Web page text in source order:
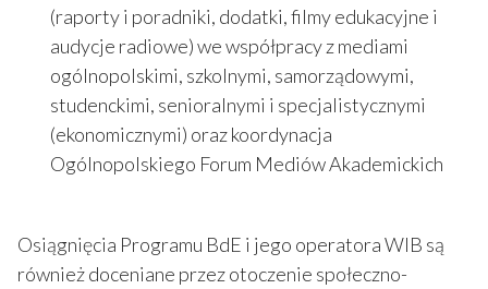
(raporty i poradniki, dodatki, filmy edukacyjne i
audycje radiowe) we współpracy z mediami
ogólnopolskimi, szkolnymi, samorządowymi,
studenckimi, senioralnymi i specjalistycznymi
(ekonomicznymi) oraz koordynacja
Ogólnopolskiego Forum Mediów Akademickich
Osiągnięcia Programu BdE i jego operatora WIB są
również doceniane przez otoczenie społeczno-